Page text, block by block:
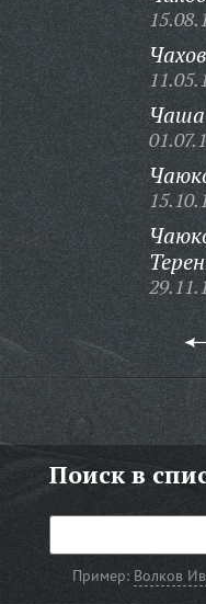
Чаша
Поиск в
Пример: Волков